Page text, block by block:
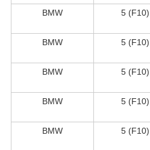
BMW
5 (F10)
BMW
5 (F10)
BMW
5 (F10)
BMW
5 (F10)
BMW
5 (F10)